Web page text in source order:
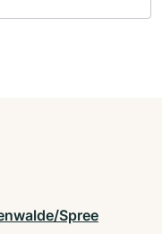
Spree